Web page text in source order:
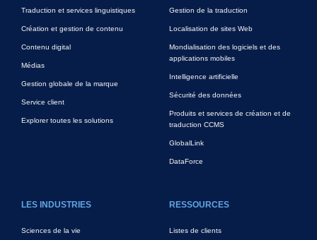
Traduction et services linguistiques
Création et gestion de contenu
Contenu digital
Médias
Gestion globale de la marque
Service client
Explorer toutes les solutions
Gestion de la traduction
Localisation de sites Web
Mondialisation des logiciels et des
applications mobiles
Intelligence artificielle
Sécurité des données
Produits et services de création et de
traduction CCMS
GlobalLink
DataForce
LES INDUSTRIES
Sciences de la vie
RESSOURCES
Listes de clients